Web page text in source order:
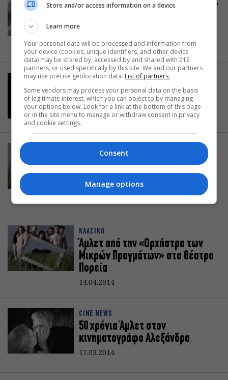
Χρήστος Λούλης: Γίνεται “Άμλετ”
04.06.2014
ΘΕΑΤΡΙΚΑ ΝΕΑ
Έκτακτη παράσταση του Άμλετ
στο θέατρο Πορεία
30.05.2014
ΕΙΔΑΜΕ / ΠΑΡΑΣΤΑΣΕΙΣ
Είδαμε τον “Άμλετ” στο θέατρο
Πορεία- Στο πνεύμα των
περικοπών…
ΚΛΑΣΙΚΟ
Άμλετ από την «Ορχήστρα των
Μικρών Πραγμάτων» στο θέατρο
Πορεία
14.04.2014
CINE NEWS
50 χρόνια Άμλετ στον
κινηματογράφο Αλεξάνδρα
17.03.2014
Store and/or access information on a device
Learn more
Your personal data will be processed and information from
your device (cookies, unique identifiers, and other device
data) may be stored by, accessed by and shared with 212
partners, or used specifically by this site. We and our partners
may use precise geolocation data. List of partners.
Some vendors may process your personal data on the basis
of legitimate interest, which you can object to by managing
your options below. Look for a link at the bottom of this page
or in the site menu to manage or withdraw consent in privacy
and cookie settings.
Consent
Manage options